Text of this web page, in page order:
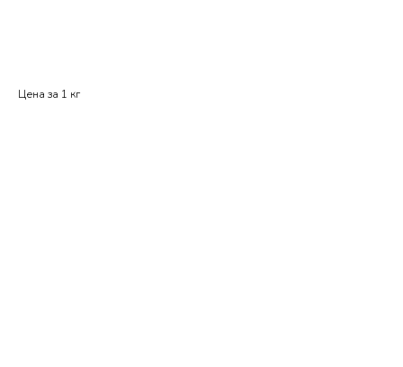
Цена за 1 кг